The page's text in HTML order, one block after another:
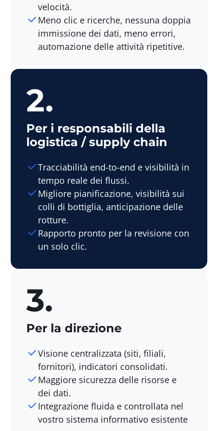
velocità.
Meno clic e ricerche, nessuna doppia
immissione dei dati, meno errori,
automazione delle attività ripetitive.
2.
Per i responsabili della
logistica / supply chain
Tracciabilità end-to-end e visibilità in
tempo reale dei flussi.
Migliore pianificazione, visibilità sui
colli di bottiglia, anticipazione delle
rotture.
Rapporto pronto per la revisione con
un solo clic.
3.
Per la direzione
Visione centralizzata (siti, filiali,
fornitori), indicatori consolidati.
Maggiore sicurezza delle risorse e
dei dati.
Integrazione fluida e controllata nel
vostro sistema informativo esistente